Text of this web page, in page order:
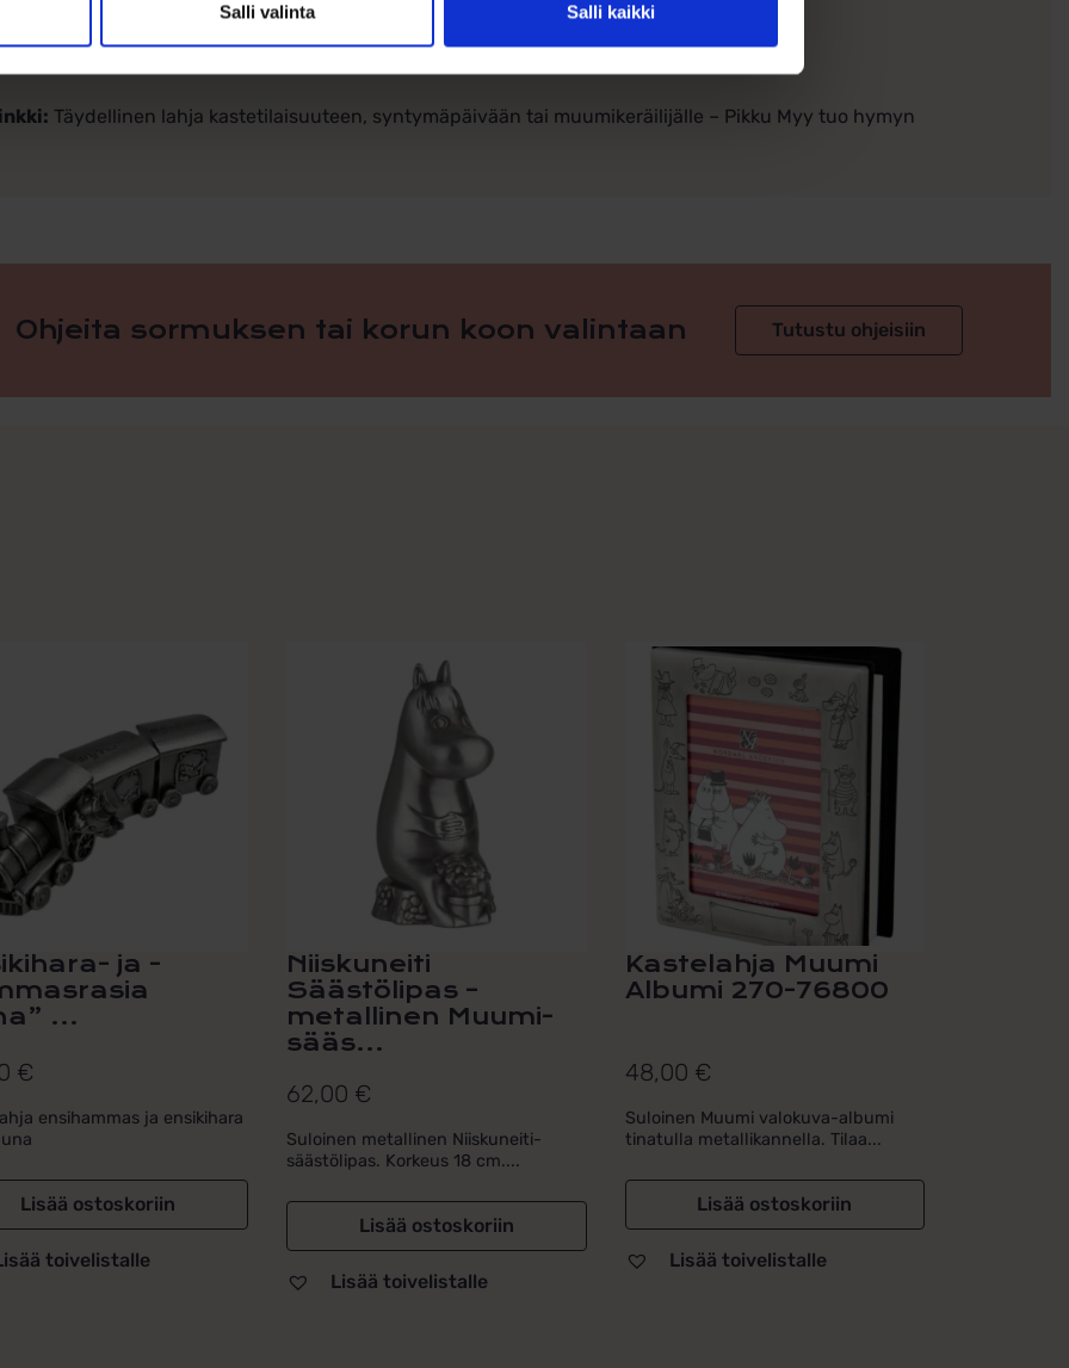
Salli valinta Salli kaikki
Täydellinen lahja kastetilaisuuteen, syntymäpäivään tai muumikeräilijälle – Pikku Myy tuo hymyn
Ohjeita sormuksen tai korun koon valintaan Tutustu ohjeisiin
ja -
...
€
ensihammas ja ensikihara
Lisää ostoskoriin
toivelistalle
Niiskuneiti
Säästölipas –
metallinen Muumi-
sääs...
62,00 €
Suloinen metallinen Niiskuneiti-
säästölipas. Korkeus 18 cm....
Lisää ostoskoriin
Lisää toivelistalle
Kastelahja Muumi
Albumi 270-76800
48,00 €
Suloinen Muumi valokuva-albumi
tinatulla metallikannella. Tilaa...
Lisää ostoskoriin
Lisää toivelistalle